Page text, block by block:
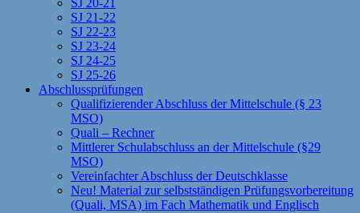
SJ 20-21
SJ 21-22
SJ 22-23
SJ 23-24
SJ 24-25
SJ 25-26
Abschlussprüfungen
Qualifizierender Abschluss der Mittelschule (§ 23
MSO)
Quali – Rechner
Mittlerer Schulabschluss an der Mittelschule (§29
MSO)
Vereinfachter Abschluss der Deutschklasse
Neu! Material zur selbstständigen Prüfungsvorbereitung
(Quali, MSA) im Fach Mathematik und Englisch